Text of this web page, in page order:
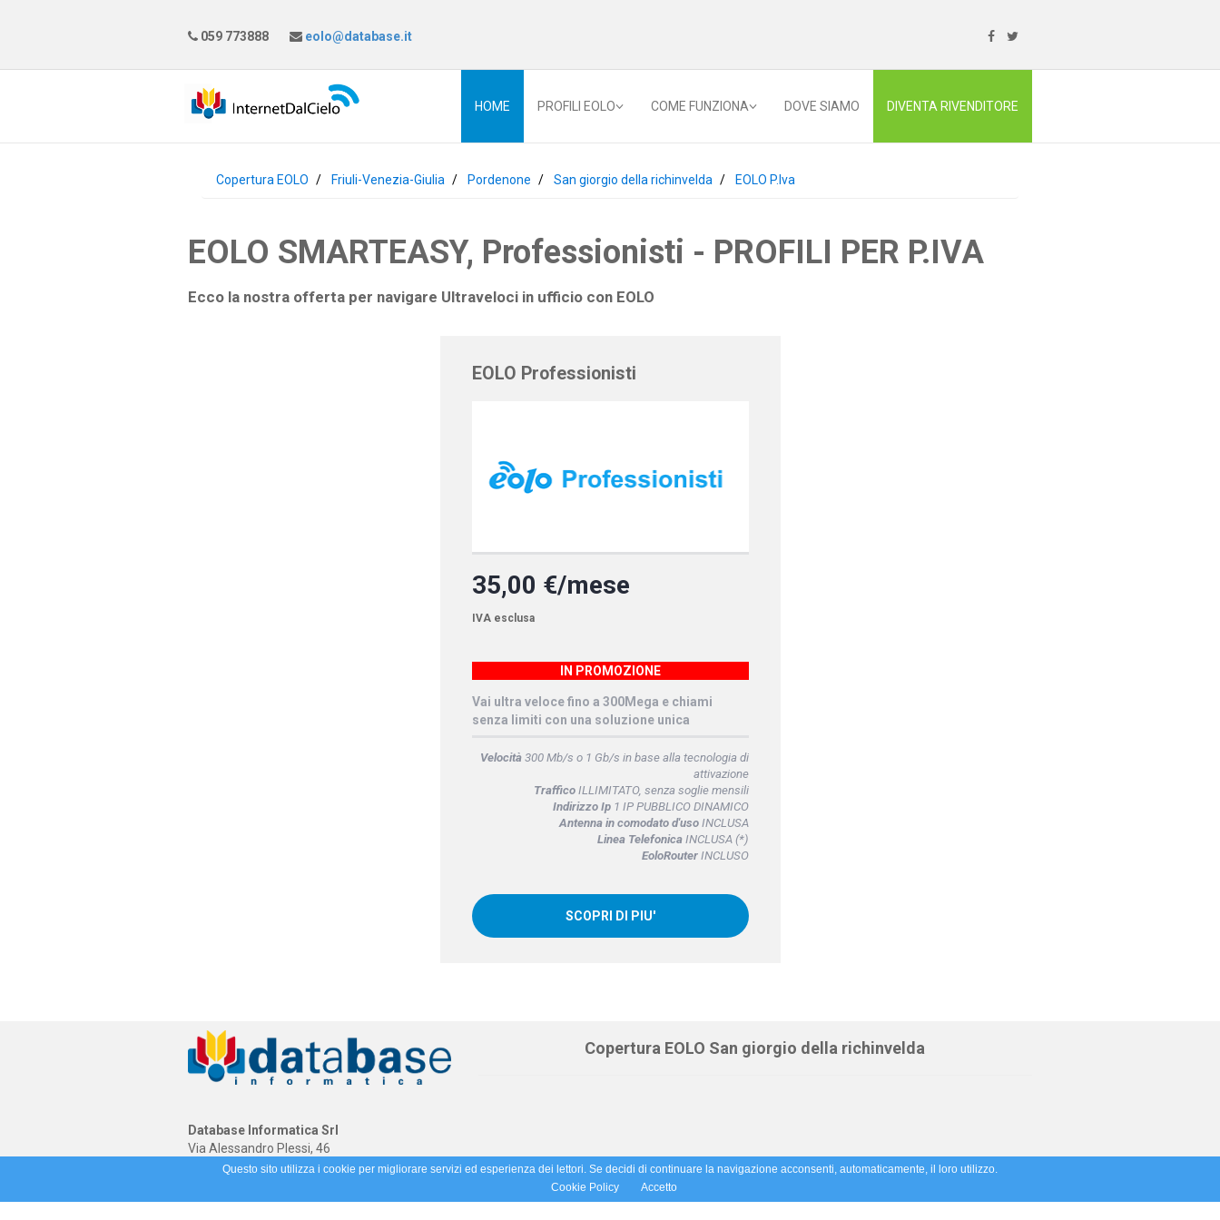
059 773888 eolo@database.it
HOME PROFILI EOLO COME FUNZIONA DOVE SIAMO DIVENTA RIVENDITORE
Copertura EOLO Friuli-Venezia-Giulia Pordenone San giorgio della richinvelda EOLO P.Iva
EOLO SMARTEASY, Professionisti - PROFILI PER P.IVA
Ecco la nostra offerta per navigare Ultraveloci in ufficio con EOLO
EOLO Professionisti
35,00 €/mese
IVA esclusa
IN PROMOZIONE
Vai ultra veloce fino a 300Mega e chiami
senza limiti con una soluzione unica
Velocità300 Mb/s o 1 Gb/s in base alla tecnologia di
attivazione
TrafficoILLIMITATO, senza soglie mensili
Indirizzo Ip1 IP PUBBLICO DINAMICO
Antenna in comodato d'usoINCLUSA
Linea TelefonicaINCLUSA (*)
EoloRouterINCLUSO
SCOPRI DI PIU'
Database Informatica Srl
Via Alessandro Plessi, 46
41058 Vignola (MO)
(39) 059 773888 - (39) 059 5961415
Copertura EOLO San giorgio della richinvelda
Questo sito utilizza i cookie per migliorare servizi ed esperienza dei lettori. Se decidi di continuare la navigazione acconsenti, automaticamente, il loro utilizzo.
Cookie Policy
Accetto